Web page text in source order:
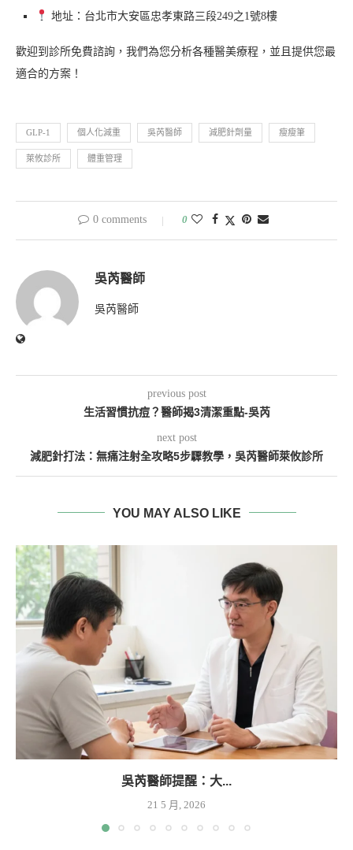
地址：台北市大安區忠孝東路三段249之1號8樓
歡迎到診所免費諮詢，我們為您分析各種醫美療程，並且提供您最
適合的方案！
GLP-1 個人化減重 吳芮醫師 減肥針劑量 瘦瘦筆
萊攸診所 體重管理
0 comments 0
吳芮醫師
吳芮醫師
previous post
生活習慣抗痘？醫師揭3清潔重點-吳芮
next post
減肥針打法：無痛注射全攻略5步驟教學，吳芮醫師萊攸診所
YOU MAY ALSO LIKE
吳芮醫師提醒：大...
21 5 月, 2026